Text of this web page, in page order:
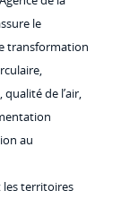
le
transformation
de l’air,
au
les territoires